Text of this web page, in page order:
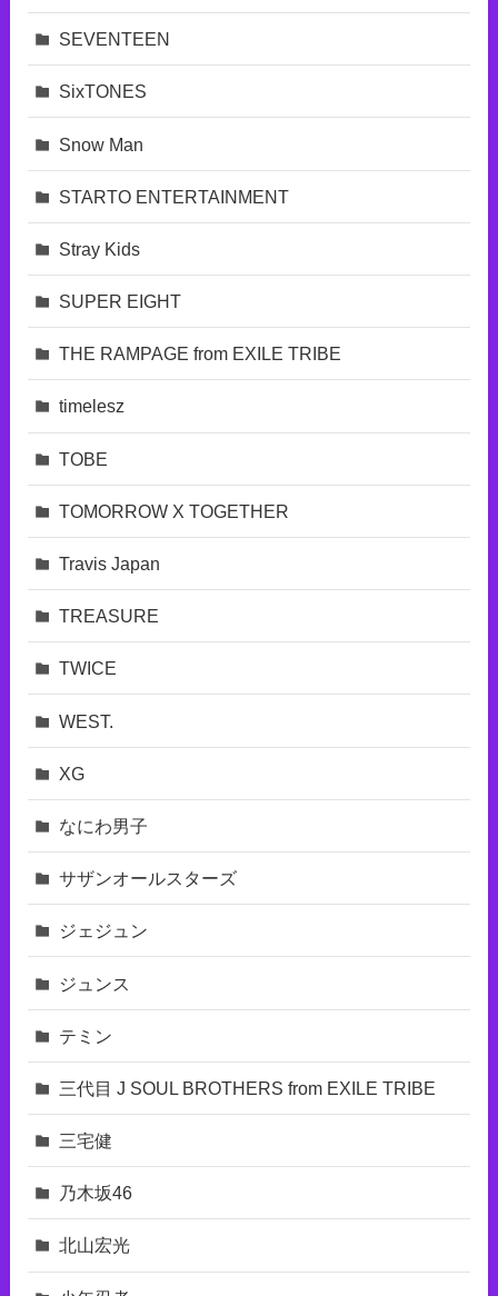
SEVENTEEN
SixTONES
Snow Man
STARTO ENTERTAINMENT
Stray Kids
SUPER EIGHT
THE RAMPAGE from EXILE TRIBE
timelesz
TOBE
TOMORROW X TOGETHER
Travis Japan
TREASURE
TWICE
WEST.
XG
なにわ男子
サザンオールスターズ
ジェジュン
ジュンス
テミン
三代目 J SOUL BROTHERS from EXILE TRIBE
三宅健
乃木坂46
北山宏光